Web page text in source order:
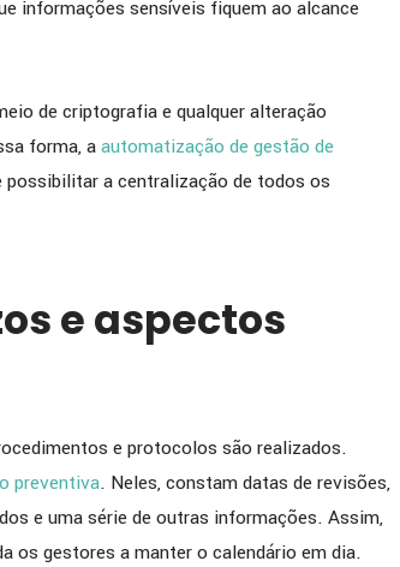
informações sensíveis fiquem ao alcance
de criptografia e qualquer alteração
forma, aautomatização de gestão de
a centralização de todos os
e aspectos
e protocolos são realizados.
preventiva. Neles, constam datas de revisões,
e uma série de outras informações. Assim,
os gestores a manter o calendário em dia.